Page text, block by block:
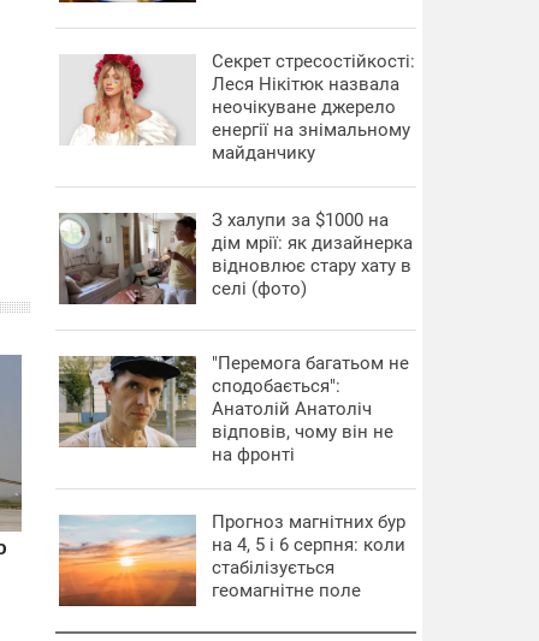
Секрет стресостійкості:
Леся Нікітюк назвала
неочікуване джерело
енергії на знімальному
майданчику
З халупи за $1000 на
дім мрії: як дизайнерка
відновлює стару хату в
селі (фото)
"Перемога багатьом не
сподобається":
Анатолій Анатоліч
відповів, чому він не
на фронті
Прогноз магнітних бур
на 4, 5 і 6 серпня: коли
стабілізується
геомагнітне поле